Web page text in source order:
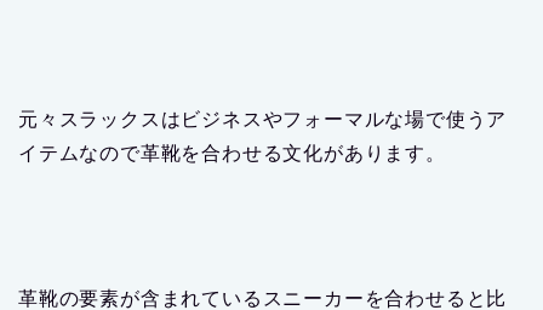
元々スラックスはビジネスやフォーマルな場で使うア
イテムなので革靴を合わせる文化があります。
革靴の要素が含まれているスニーカーを合わせると比